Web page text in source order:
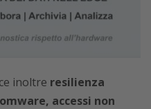
inoltre resilienza
accessi non